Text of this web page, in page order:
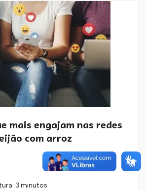
mais engajam nas redes
com arroz
3 minutos